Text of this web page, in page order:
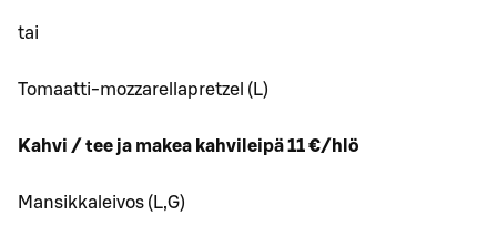
tai
Tomaatti-mozzarellapretzel (L)
Kahvi / tee ja makea kahvileipä 11 €/hlö
Mansikkaleivos (L,G)